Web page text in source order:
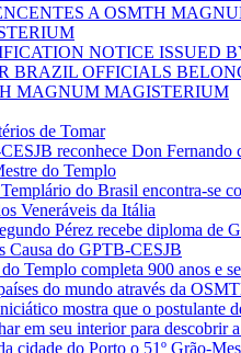
A OSMTH
NOTICE ISSUED
BRAZIL OFFICIALS
MAGNUM MAGISTERIUM
de Tomar
reconhece Don Fernando
do Templo
do Brasil encontra-se
Veneráveis da Itália
Pérez recebe diploma de
Causa do GPTB-CESJB
Templo completa 900 anos e
do mundo através da
mostra que o postulante
em seu interior para descobrir
cidade do Porto o 51º Grão-